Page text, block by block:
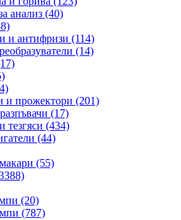
анализ (40)
и антифризи (114)
(14)
и прожектори (201)
(17)
тезгяси (434)
(44)
(55)
(20)
(787)